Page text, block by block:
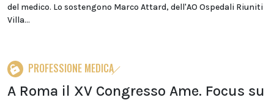
del medico. Lo sostengono Marco Attard, dell'AO Ospedali Riuniti
Villa...
PROFESSIONE MEDICA
A Roma il XV Congresso Ame. Focus su